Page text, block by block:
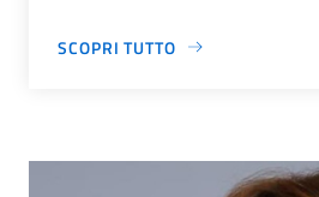
SCOPRI TUTTO